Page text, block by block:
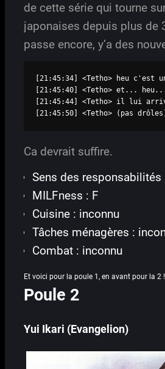
de cette série qui tourne
japonaises depuis plus de
passe encore, y’a des
[21:45:34] <Tetho> heu c'est
[21:45:40] <Tetho> et...
[21:45:44] <Tetho> il lui
[21:45:50] <Tetho> (pas
Ca devrait suffire.
Sens des responsabilités
MILFness : F
Cuisine : inconnu
Tâches ménagères :
Combat : inconnu
Et voici pour la poule 1, en avant pour la 2 !
Poule 2
Yui Ikari (Evangelion)